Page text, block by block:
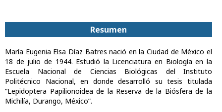
Resumen
María Eugenia Elsa Díaz Batres nació en la Ciudad de México el
18 de julio de 1944. Estudió la Licenciatura en Biología en la
Escuela Nacional de Ciencias Biológicas del Instituto
Politécnico Nacional, en donde desarrolló su tesis titulada
“Lepidoptera Papilionoidea de la Reserva de la Biósfera de la
Michilía, Durango, México”.